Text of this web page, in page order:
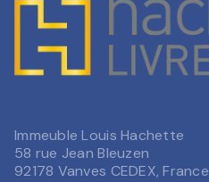
Immeuble Louis Hachette
58 rue Jean Bleuzen
92178 Vanves CEDEX, France